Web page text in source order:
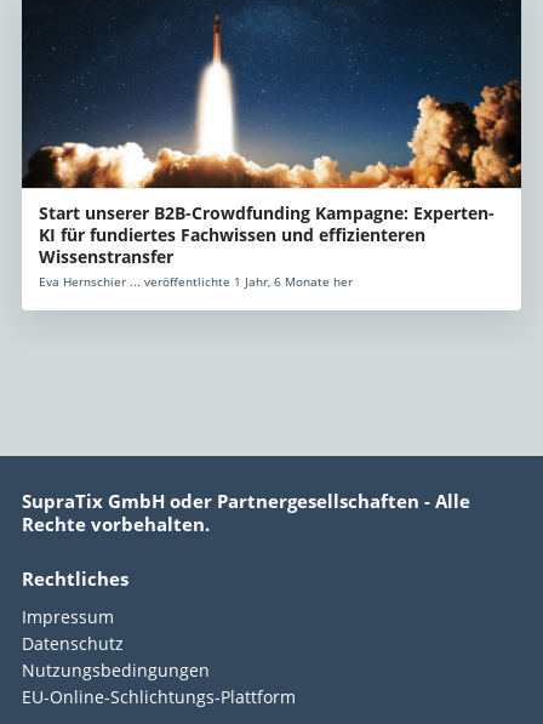
Start unserer B2B-Crowdfunding Kampagne: Experten-
KI für fundiertes Fachwissen und effizienteren
Wissenstransfer
Eva Hernschier ... veröffentlichte 1 Jahr, 6 Monate her
SupraTix GmbH oder Partnergesellschaften - Alle
Rechte vorbehalten.
Rechtliches
Impressum
Datenschutz
Nutzungsbedingungen
EU-Online-Schlichtungs-Plattform